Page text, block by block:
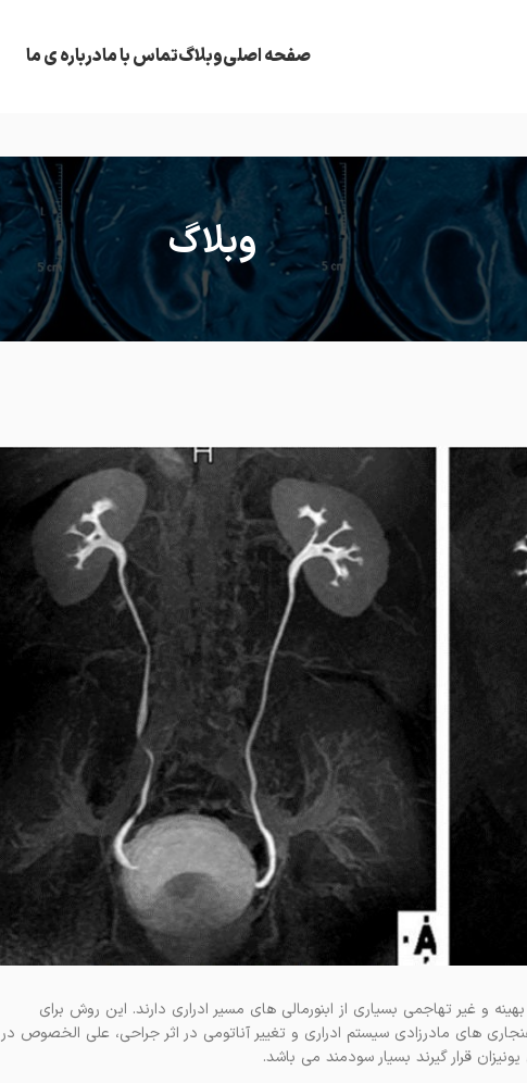
صفحه اصلیوبلاگتماس با مادرباره ی ما
وبلاگ
و غیر تهاجمی بسیاری از ابنورمالی های مسیر ادراری دارند. این روش برای
های مادرزادی سیستم ادراری و تغییر آناتومی در اثر جراحی، علی الخصوص در
قرار گیرند بسیار سودمند می باشد.